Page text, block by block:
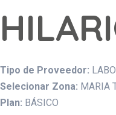
Tipo de Proveedor:
Selecionar Zona: MARIA
Plan: BÁSICO